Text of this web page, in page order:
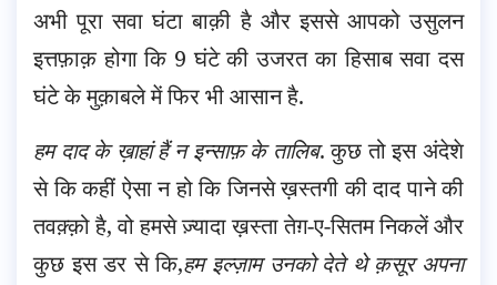
अभी पूरा सवा घंटा बाक़ी है और इससे आपको उसुलन
इत्तफ़ाक़ होगा कि 9 घंटे की उजरत का हिसाब सवा दस
घंटे के मुक़ाबले में फिर भी आसान है.
हम दाद के ख़ाहां हैं न इन्साफ़ के तालिब. कुछ तो इस अंदेशे
से कि कहीं ऐसा न हो कि जिनसे ख़स्तगी की दाद पाने की
तवक़्क़ो है, वो हमसे ज़्यादा ख़स्ता तेग़-ए-सितम निकलें और
कुछ इस डर से कि,हम इल्ज़ाम उनको देते थे क़सूर अपना